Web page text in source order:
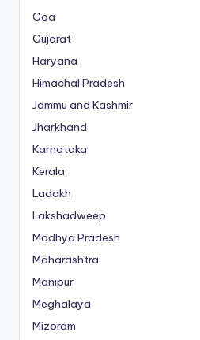
Goa
Gujarat
Haryana
Himachal Pradesh
Jammu and Kashmir
Jharkhand
Karnataka
Kerala
Ladakh
Lakshadweep
Madhya Pradesh
Maharashtra
Manipur
Meghalaya
Mizoram